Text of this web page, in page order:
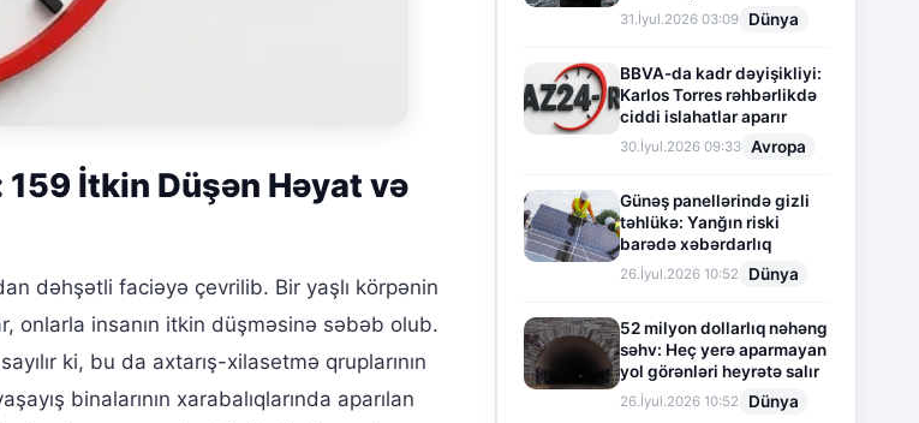
İtkin Düşən Həyat və
dəhşətli faciəyə çevrilib. Bir yaşlı körpənin
onlarla insanın itkin düşməsinə səbəb olub.
ki, bu da axtarış-xilasetmə qruplarının
binalarının xarabalıqlarında aparılan
31.İyul.2026 03:09 Dünya
BBVA-da kadr dəyişikliyi:
Karlos Torres rəhbərlikdə
ciddi islahatlar aparır
30.İyul.2026 09:33 Avropa
Günəş panellərində gizli
təhlükə: Yanğın riski
barədə xəbərdarlıq
26.İyul.2026 10:52 Dünya
52 milyon dollarlıq nəhəng
səhv: Heç yerə aparmayan
yol görənləri heyrətə salır
26.İyul.2026 10:52 Dünya